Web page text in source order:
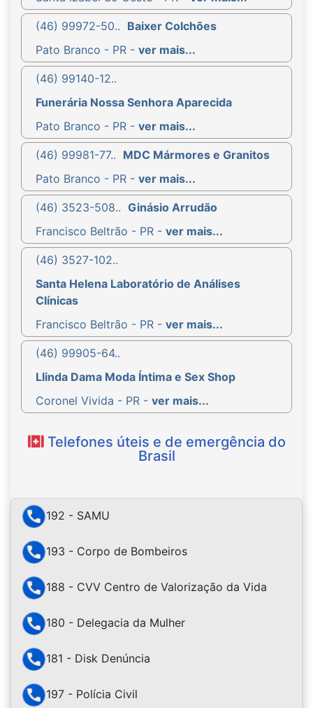
(46) 99972-50.. Baixer Colchões
Pato Branco - PR - ver mais...
(46) 99140-12..
Funerária Nossa Senhora Aparecida
Pato Branco - PR - ver mais...
(46) 99981-77.. MDC Mármores e Granitos
Pato Branco - PR - ver mais...
(46) 3523-508.. Ginásio Arrudão
Francisco Beltrão - PR - ver mais...
(46) 3527-102..
Santa Helena Laboratório de Análises
Clínicas
Francisco Beltrão - PR - ver mais...
(46) 99905-64..
Llinda Dama Moda Íntima e Sex Shop
Coronel Vivida - PR - ver mais...
Telefones úteis e de emergência do
Brasil
192 - SAMU
193 - Corpo de Bombeiros
188 - CVV Centro de Valorização da Vida
180 - Delegacia da Mulher
181 - Disk Denúncia
197 - Polícia Civil